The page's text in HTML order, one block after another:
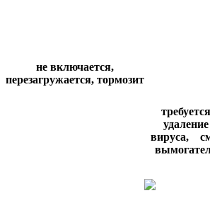
не включается,
перезагружается, тормозит
требуется
удаление
вируса,